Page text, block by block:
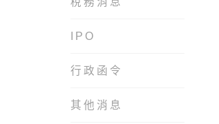
IPO
行政函令
其他消息